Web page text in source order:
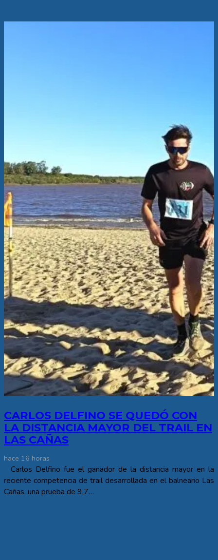
CARLOS DELFINO SE QUEDÓ CON
LA DISTANCIA MAYOR DEL TRAIL EN
LAS CAÑAS
hace 16 horas
Carlos Delfino fue el ganador de la distancia mayor en la
reciente competencia de trail desarrollada en el balneario Las
Cañas, una prueba de 9,7…